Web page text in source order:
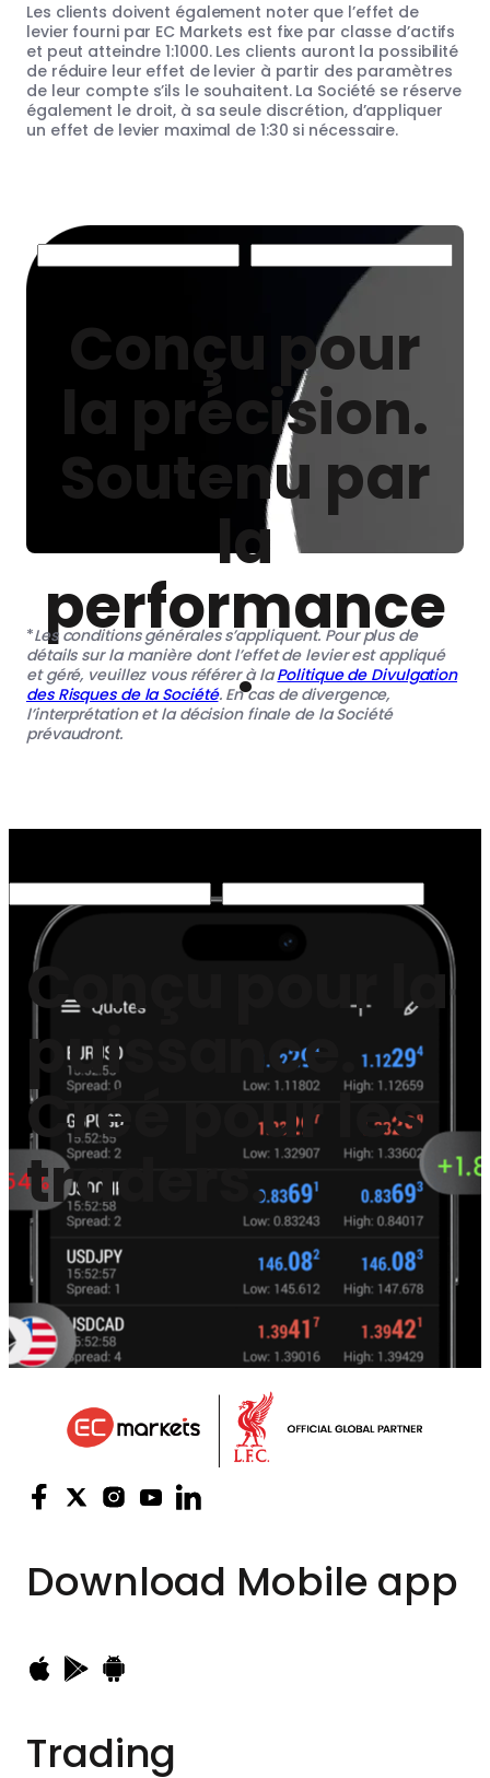
Les clients doivent également noter que l’effet de
levier fourni par EC Markets est fixe par classe d’actifs
et peut atteindre 1:1000. Les clients auront la possibilité
de réduire leur effet de levier à partir des paramètres
de leur compte s’ils le souhaitent. La Société se réserve
également le droit, à sa seule discrétion, d’appliquer
un effet de levier maximal de 1:30 si nécessaire.
Conçu pour
la précision.
Soutenu par
la
performance
.
*Les conditions générales s’appliquent. Pour plus de
détails sur la manière dont l’effet de levier est appliqué
et géré, veuillez vous référer à laPolitique de Divulgation
des Risques de la Société. En cas de divergence,
l’interprétation et la décision finale de la Société
prévaudront.
Conçu pour la
puissance.
Créé pour les
traders.
Download Mobile app
Trading